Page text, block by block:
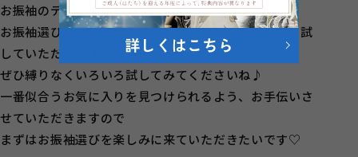
お振袖のデザインはものすごく幅広いです！
お振袖選びの際にはいろいろなジャンル、色のものを試
していただけます！
ぜひ縛りなくいろいろ試してみてくださいね♪
一番似合うお気に入りを見つけられるよう、お手伝いさ
せていただきますので
まずはお振袖選びを楽しみに来ていただきたいです♡